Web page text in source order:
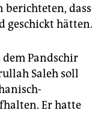
berichteten, dass
geschickt hätten.
Pandschir
Saleh soll
Er hatte